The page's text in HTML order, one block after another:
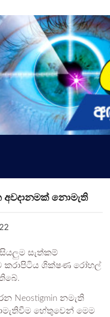
නොමැති
සැත්කම්
කරාපිටිය ශික්ෂණ රෝහල්
Neostigmin නමැති
හේතුවෙන් මෙම